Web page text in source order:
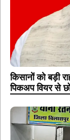
किसानों को बड़ी
पिकअप वियर से